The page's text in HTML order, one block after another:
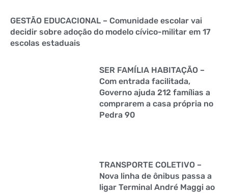
GESTÃO EDUCACIONAL – Comunidade escolar vai
decidir sobre adoção do modelo cívico-militar em 17
escolas estaduais
SER FAMÍLIA HABITAÇÃO –
Com entrada facilitada,
Governo ajuda 212 famílias a
comprarem a casa própria no
Pedra 90
TRANSPORTE COLETIVO –
Nova linha de ônibus passa a
ligar Terminal André Maggi ao